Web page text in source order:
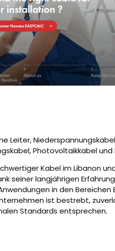
Leiter,
Photovoltaikkabel und
Kabel im Libanon
seiner langjährigen
in den Bereichen
ist bestrebt,
Standards entsprechen.